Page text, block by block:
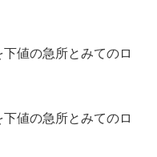
値の急所とみてのロ
値の急所とみてのロ